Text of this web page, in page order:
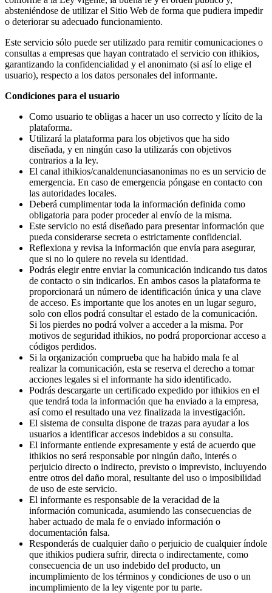
absteniéndose de utilizar el Sitio Web de forma que pudiera impedir
o deteriorar su adecuado funcionamiento.
Este servicio sólo puede ser utilizado para remitir comunicaciones o
consultas a empresas que hayan contratado el servicio con ithikios,
garantizando la confidencialidad y el anonimato (si así lo elige el
usuario), respecto a los datos personales del informante.
Condiciones para el usuario
Como usuario te obligas a hacer un uso correcto y lícito de la
plataforma.
Utilizará la plataforma para los objetivos que ha sido
diseñada, y en ningún caso la utilizarás con objetivos
contrarios a la ley.
El canal ithikios/canaldenunciasanonimas no es un servicio de
emergencia. En caso de emergencia póngase en contacto con
las autoridades locales.
Deberá cumplimentar toda la información definida como
obligatoria para poder proceder al envío de la misma.
Este servicio no está diseñado para presentar información que
pueda considerarse secreta o estrictamente confidencial.
Reflexiona y revisa la información que envía para asegurar,
que si no lo quiere no revela su identidad.
Podrás elegir entre enviar la comunicación indicando tus datos
de contacto o sin indicarlos. En ambos casos la plataforma te
proporcionará un número de identificación única y una clave
de acceso. Es importante que los anotes en un lugar seguro,
solo con ellos podrá consultar el estado de la comunicación.
Si los pierdes no podrá volver a acceder a la misma. Por
motivos de seguridad ithikios, no podrá proporcionar acceso a
códigos perdidos.
Si la organización comprueba que ha habido mala fe al
realizar la comunicación, esta se reserva el derecho a tomar
acciones legales si el informante ha sido identificado.
Podrás descargarte un certificado expedido por ithikios en el
que tendrá toda la información que ha enviado a la empresa,
así como el resultado una vez finalizada la investigación.
El sistema de consulta dispone de trazas para ayudar a los
usuarios a identificar accesos indebidos a su consulta.
El informante entiende expresamente y está de acuerdo que
ithikios no será responsable por ningún daño, interés o
perjuicio directo o indirecto, previsto o imprevisto, incluyendo
entre otros del daño moral, resultante del uso o imposibilidad
de uso de este servicio.
El informante es responsable de la veracidad de la
información comunicada, asumiendo las consecuencias de
haber actuado de mala fe o enviado información o
documentación falsa.
Responderás de cualquier daño o perjuicio de cualquier índole
que ithikios pudiera sufrir, directa o indirectamente, como
consecuencia de un uso indebido del producto, un
incumplimiento de los términos y condiciones de uso o un
incumplimiento de la ley vigente por tu parte.